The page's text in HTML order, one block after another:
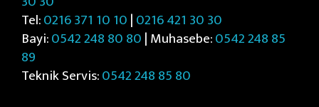
Tel:0216 371 10 10|0216 421 30 30
Bayi:0542 248 80 80| Muhasebe:0542 248 85
89
Teknik Servis:0542 248 85 80